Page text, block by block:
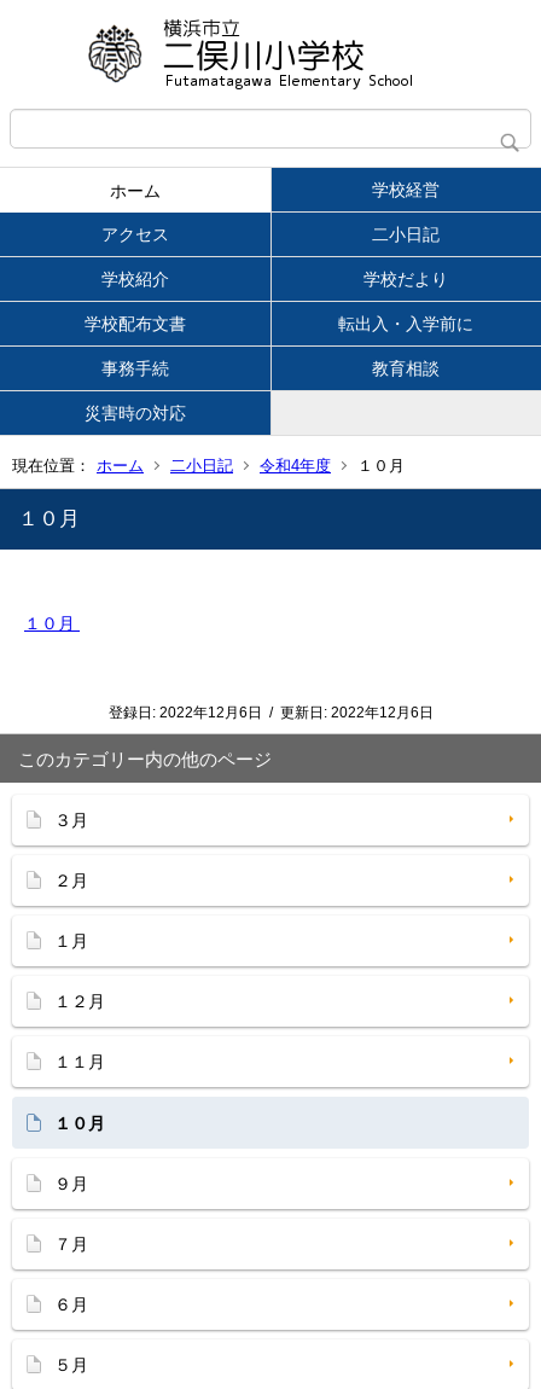
ホーム 学校経営
アクセス 二小日記
学校紹介 学校だより
学校配布文書 転出入・入学前に
事務手続 教育相談
災害時の対応
現在位置： ホーム 二小日記 令和4年度 １０月
１０月
１０月
登録日: 2022年12月6日 / 更新日: 2022年12月6日
このカテゴリー内の他のページ
３月
２月
１月
１２月
１１月
１０月
９月
７月
６月
５月